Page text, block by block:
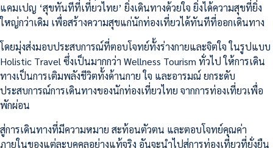
แคมเปญ ‘สุขทันทีที่เที่ยวไทย’ ยิ่งเดินทางด้วยใจ ยิ่งได้ความสุขที่ยิ่ง
ใหญ่กว่าเดิม เพื่อสร้างความสุขแก่นักท่องเที่ยวได้ทันทีที่ออกเดินทาง
โดยมุ่งส่งมอบประสบการณ์ที่ตอบโจทย์ทั้งร่างกายและจิตใจ ในรูปแบบ
Holistic Travel ซึ่งเป็นมากกว่า Wellness Tourism ทั่วไป ให้การเดิน
ทางเป็นการเติมพลังชีวิตทั้งด้านกาย ใจ และอารมณ์ ยกระดับ
ประสบการณ์การเดินทางของนักท่องเที่ยวไทย จากการท่องเที่ยวเพื่อ
พักผ่อน
สู่การเดินทางที่มีความหมาย สะท้อนตัวตน และตอบโจทย์คุณค่า
ภายในของแต่ละบุคคลอย่างแท้จริง อันจะนำไปสู่การท่องเที่ยวที่ยั่งยืน